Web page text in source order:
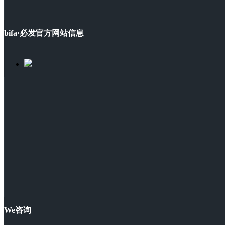
bifa·必发官方网站信息
We咨询